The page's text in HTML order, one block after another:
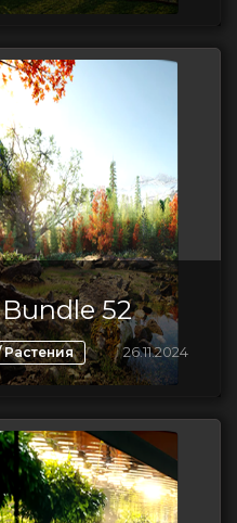
52
26.11.2024